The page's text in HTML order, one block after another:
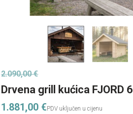
Drvena grill kućica FJORD 6
2.090,00€
1.881,00 €